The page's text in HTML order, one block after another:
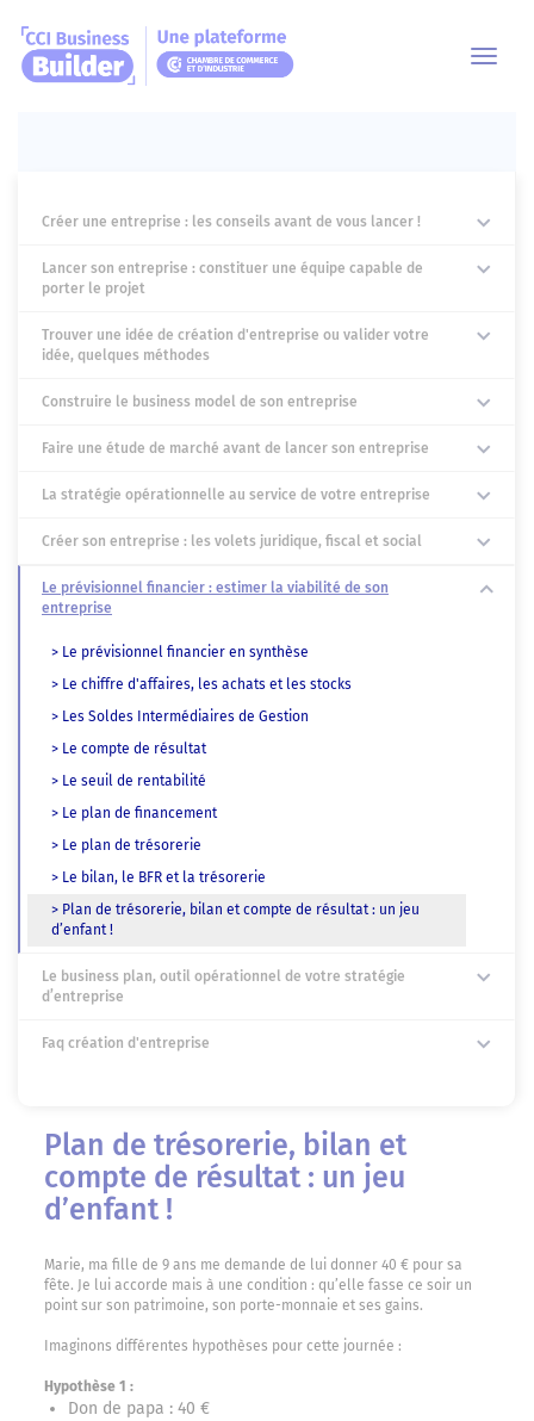
Créer une entreprise : les conseils avant de vous lancer !
Lancer son entreprise : constituer une équipe capable de
porter le projet
Trouver une idée de création d'entreprise ou valider votre
idée, quelques méthodes
Construire le business model de son entreprise
Faire une étude de marché avant de lancer son entreprise
La stratégie opérationnelle au service de votre entreprise
Créer son entreprise : les volets juridique, fiscal et social
Le prévisionnel financier : estimer la viabilité de son
entreprise
> Le prévisionnel financier en synthèse
> Le chiffre d'affaires, les achats et les stocks
> Les Soldes Intermédiaires de Gestion
> Le compte de résultat
> Le seuil de rentabilité
> Le plan de financement
> Le plan de trésorerie
> Le bilan, le BFR et la trésorerie
> Plan de trésorerie, bilan et compte de résultat : un jeu
d’enfant !
Le business plan, outil opérationnel de votre stratégie
d’entreprise
Faq création d'entreprise
Plan de trésorerie, bilan et
compte de résultat : un jeu
d’enfant !
Marie, ma fille de 9 ans me demande de lui donner 40 € pour sa
fête. Je lui accorde mais à une condition : qu’elle fasse ce soir un
point sur son patrimoine, son porte-monnaie et ses gains.
Imaginons différentes hypothèses pour cette journée :
Hypothèse 1 :
Don de papa : 40 €